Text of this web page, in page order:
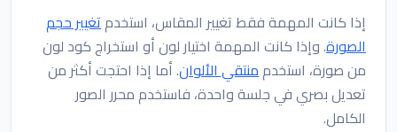
إذا كانت المهمة فقط تغيير المقاس، استخدمتغيير حجم
الصورة. وإذا كانت المهمة اختيار لون أو استخراج كود لون
من صورة، استخدممنتقي الألوان. أما إذا احتجت أكثر من
تعديل بصري في جلسة واحدة، فاستخدم محرر الصور
الكامل.